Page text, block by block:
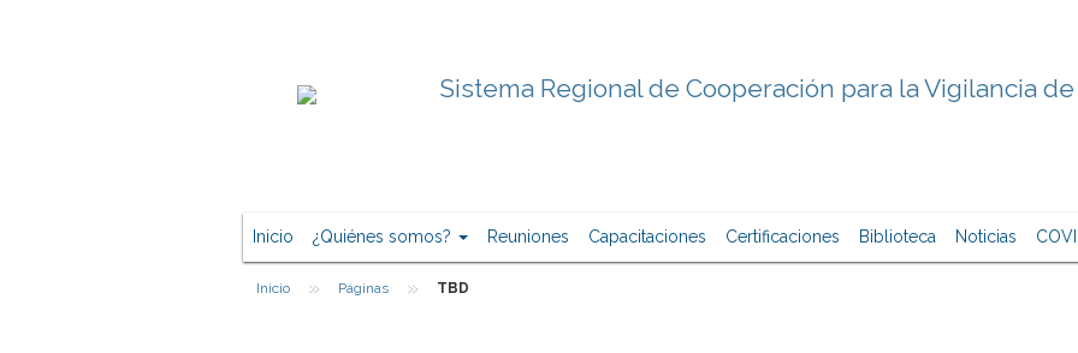
Sistema Regional de Cooperación para la Vigilancia
Inicio ¿Quiénes somos? Reuniones Capacitaciones Certificaciones Biblioteca Noticias
Inicio » Páginas » TBD